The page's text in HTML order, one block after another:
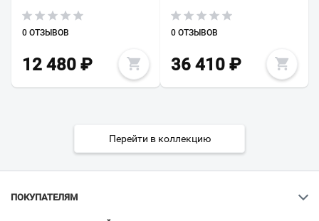
0 ОТЗЫВОВ
12 480 ₽
0 ОТЗЫВОВ
36 410₽
Перейти в коллекцию
ПОКУПАТЕЛЯМ